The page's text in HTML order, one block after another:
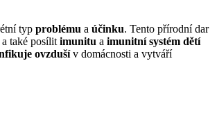
typ problému a účinku. Tento přírodní dar
také posílit imunitu a imunitní systém dětí
ovzdušív domácnosti a vytváří